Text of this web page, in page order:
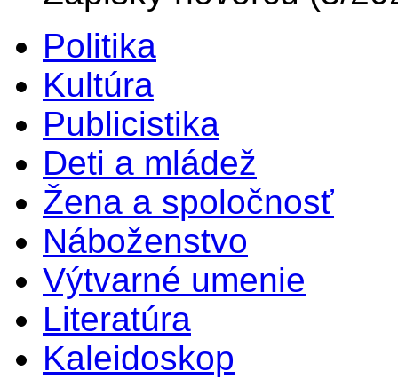
Politika
Kultúra
Publicistika
Deti a mládež
Žena a spoločnosť
Náboženstvo
Výtvarné umenie
Literatúra
Kaleidoskop